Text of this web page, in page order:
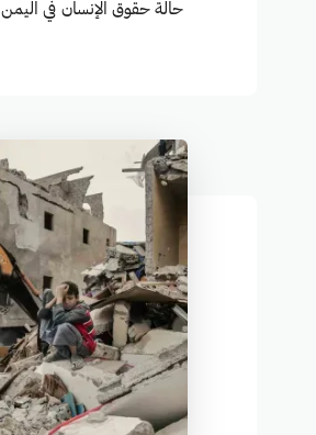
حالة حقوق الإنسان في اليمن 2020